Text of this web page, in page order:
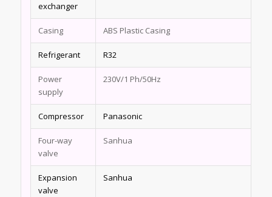
exchanger
Casing ABS Plastic Casing
Refrigerant R32
Power
supply
230V/1 Ph/50Hz
Compressor Panasonic
Four-way
valve
Sanhua
Expansion
valve
Sanhua